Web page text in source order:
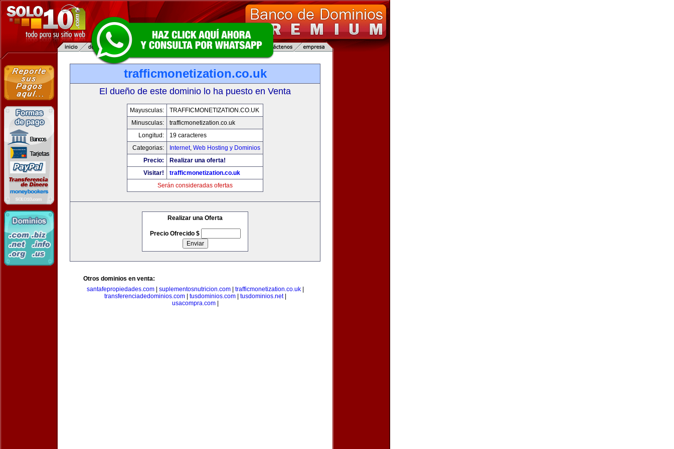
trafficmonetization.co.uk
El dueño de este dominio lo ha puesto en Venta
Mayusculas:
TRAFFICMONETIZATION.CO.UK
Minusculas:
trafficmonetization.co.uk
Longitud:
19 caracteres
Categorias:
Internet, Web Hosting y Dominios
Precio:
Realizar una oferta!
Visitar!
trafficmonetization.co.uk
Serán consideradas ofertas
Realizar una Oferta
Precio Ofrecido $
Otros dominios en venta:
santafepropiedades.com| suplementosnutricion.com| trafficmonetization.co.uk|
transferenciadedominios.com| tusdominios.com| tusdominios.net|
usacompra.com|